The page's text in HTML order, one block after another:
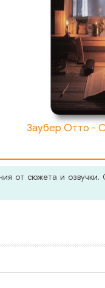
Заубер Отто -
от сюжета и